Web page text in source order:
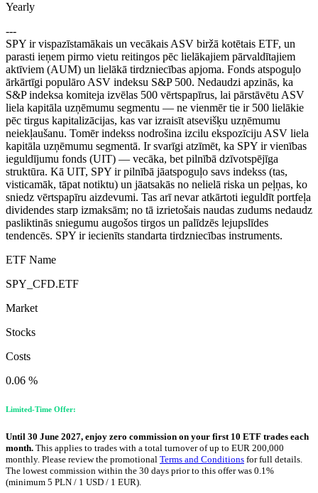
Yearly
---
SPY ir vispazīstamākais un vecākais ASV biržā kotētais ETF, un
parasti ieņem pirmo vietu reitingos pēc lielākajiem pārvaldītajiem
aktīviem (AUM) un lielākā tirdzniecības apjoma. Fonds atspoguļo
ārkārtīgi populāro ASV indeksu S&P 500. Nedaudzi apzinās, ka
S&P indeksa komiteja izvēlas 500 vērtspapīrus, lai pārstāvētu ASV
liela kapitāla uzņēmumu segmentu — ne vienmēr tie ir 500 lielākie
pēc tirgus kapitalizācijas, kas var izraisīt atsevišķu uzņēmumu
neiekļaušanu. Tomēr indekss nodrošina izcilu ekspozīciju ASV liela
kapitāla uzņēmumu segmentā. Ir svarīgi atzīmēt, ka SPY ir vienības
ieguldījumu fonds (UIT) — vecāka, bet pilnībā dzīvotspējīga
struktūra. Kā UIT, SPY ir pilnībā jāatspoguļo savs indekss (tas,
visticamāk, tāpat notiktu) un jāatsakās no nelielā riska un peļņas, ko
sniedz vērtspapīru aizdevumi. Tas arī nevar atkārtoti ieguldīt portfeļa
dividendes starp izmaksām; no tā izrietošais naudas zudums nedaudz
pasliktinās sniegumu augošos tirgos un palīdzēs lejupslīdes
tendencēs. SPY ir iecienīts standarta tirdzniecības instruments.
ETF Name
SPY_CFD.ETF
Market
Stocks
Costs
0.06 %
Limited-Time Offer:
Until 30 June 2027, enjoy zero commission on your first 10 ETF trades each
month. This applies to trades with a total turnover of up to EUR 200,000
monthly. Please review the promotional Terms and Conditions for full details.
The lowest commission within the 30 days prior to this offer was 0.1%
(minimum 5 PLN / 1 USD / 1 EUR).